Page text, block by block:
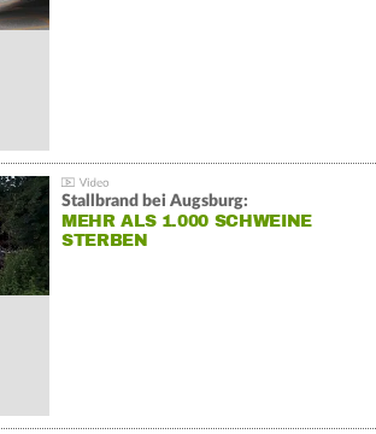
Stallbrand bei Augsburg:
MEHR ALS 1.000 SCHWEINE
STERBEN